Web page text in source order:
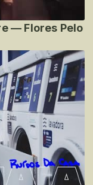
— Flores Pelo